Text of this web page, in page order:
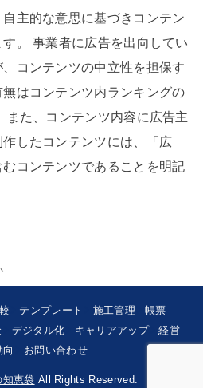
主的な意思に基づきコンテン
。 事業者に広告を出向してい
コンテンツの中立性を担保す
はコンテンツ内ランキングの
また、コンテンツ内容に広告主
したコンテンツには、「広
コンテンツであることを明記
テンプレート 施工管理
帳票
デジタル化 キャリアアップ
経営
向
お問い合わせ
知恵袋 All Rights Reserved.